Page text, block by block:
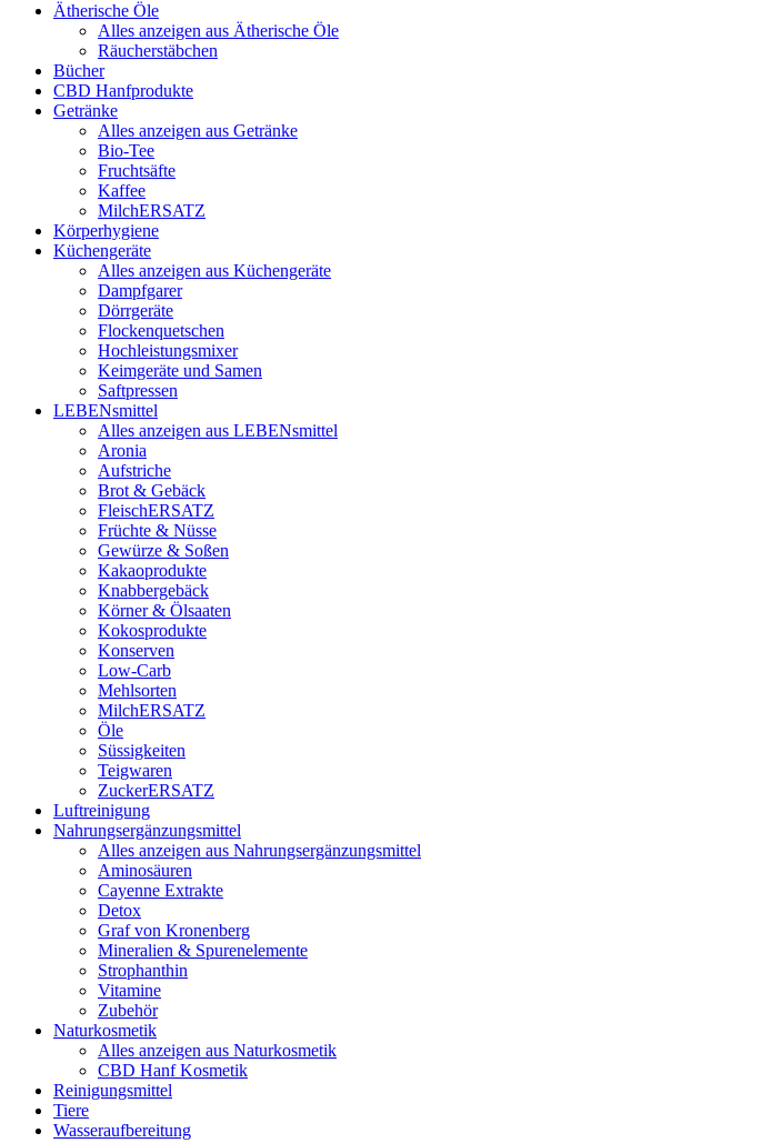
Ätherische Öle
Alles anzeigen aus Ätherische Öle
Räucherstäbchen
Bücher
CBD Hanfprodukte
Getränke
Alles anzeigen aus Getränke
Bio-Tee
Fruchtsäfte
Kaffee
MilchERSATZ
Körperhygiene
Küchengeräte
Alles anzeigen aus Küchengeräte
Dampfgarer
Dörrgeräte
Flockenquetschen
Hochleistungsmixer
Keimgeräte und Samen
Saftpressen
LEBENsmittel
Alles anzeigen aus LEBENsmittel
Aronia
Aufstriche
Brot & Gebäck
FleischERSATZ
Früchte & Nüsse
Gewürze & Soßen
Kakaoprodukte
Knabbergebäck
Körner & Ölsaaten
Kokosprodukte
Konserven
Low-Carb
Mehlsorten
MilchERSATZ
Öle
Süssigkeiten
Teigwaren
ZuckerERSATZ
Luftreinigung
Nahrungsergänzungsmittel
Alles anzeigen aus Nahrungsergänzungsmittel
Aminosäuren
Cayenne Extrakte
Detox
Graf von Kronenberg
Mineralien & Spurenelemente
Strophanthin
Vitamine
Zubehör
Naturkosmetik
Alles anzeigen aus Naturkosmetik
CBD Hanf Kosmetik
Reinigungsmittel
Tiere
Wasseraufbereitung